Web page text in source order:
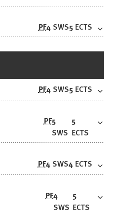
PF4 SWS5 ECTS
PF4 SWS5 ECTS
PF5
SWS
5
ECTS
PF4 SWS4 ECTS
PF4
SWS
5
ECTS